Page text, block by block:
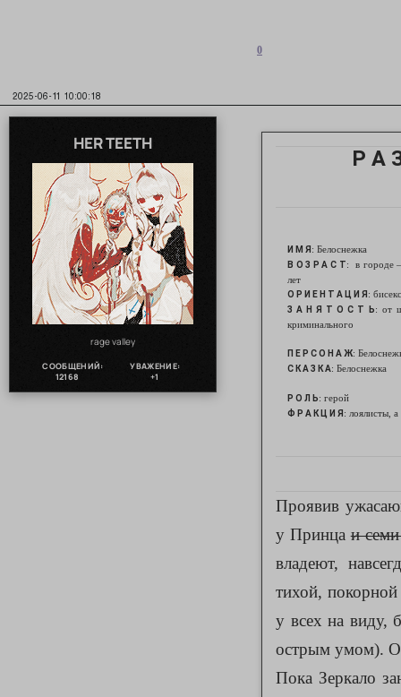
0
2025-06-11 10:00:18
HER TEETH
rage valley
СООБЩЕНИЙ:
12168
УВАЖЕНИЕ:
+1
Р А
И М Я : Белоснежка
В О З Р А С Т: в городе
лет
О Р И Е Н Т А Ц И Я :
З А Н Я Т О С Т Ь: от
криминального
П Е Р С О Н А Ж:
С К А З К А: Белоснежка
Р О Л Ь: герой
Ф Р А К Ц И Я : лоялисты,
Проявив
у Принцаи
владеют,
тихой,
у всех на виду,
острым умом).
Пока Зеркало